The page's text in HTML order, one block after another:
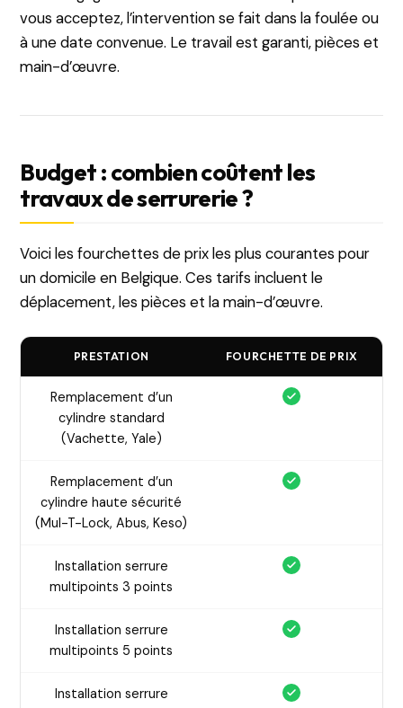
vous acceptez, l’intervention se fait dans la foulée ou
à une date convenue. Le travail est garanti, pièces et
main-d’œuvre.
Budget : combien coûtent les
travaux de serrurerie ?
Voici les fourchettes de prix les plus courantes pour
un domicile en Belgique. Ces tarifs incluent le
déplacement, les pièces et la main-d’œuvre.
PRESTATION FOURCHETTE DE PRIX
Remplacement d’un
cylindre standard
(Vachette, Yale)
Remplacement d’un
cylindre haute sécurité
(Mul-T-Lock, Abus, Keso)
Installation serrure
multipoints 3 points
Installation serrure
multipoints 5 points
Installation serrure